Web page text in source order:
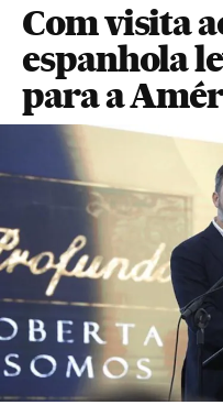
Com visita
espanhola
para a